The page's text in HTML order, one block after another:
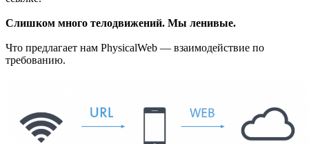
Слишком много телодвижений. Мы ленивые.
Что предлагает нам PhysicalWeb — взаимодействие по
требованию.